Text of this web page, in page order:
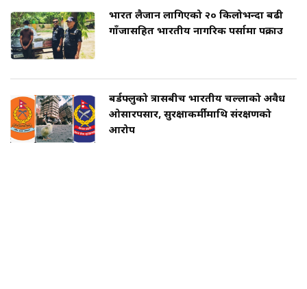
भारत लैजान लागिएको २० किलोभन्दा बढी
गाँजासहित भारतीय नागरिक पर्सामा पक्राउ
बर्डफ्लुको त्रासबीच भारतीय चल्लाको अवैध
ओसारपसार, सुरक्षाकर्मीमाथि संरक्षणको
आरोप